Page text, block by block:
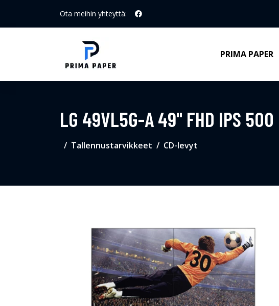
Ota meihin yhteyttä:
PRIMA PAPER
LG 49VL5G-A 49" FHD IPS 500
Tallennustarvikkeet CD-levyt